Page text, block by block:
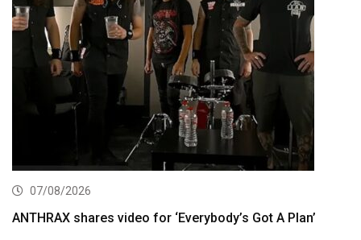
07/08/2026
ANTHRAX shares video for ‘Everybody’s Got A Plan’